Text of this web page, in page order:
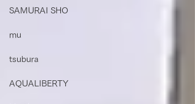
SAMURAI SHO
mu
tsubura
AQUALIBERTY